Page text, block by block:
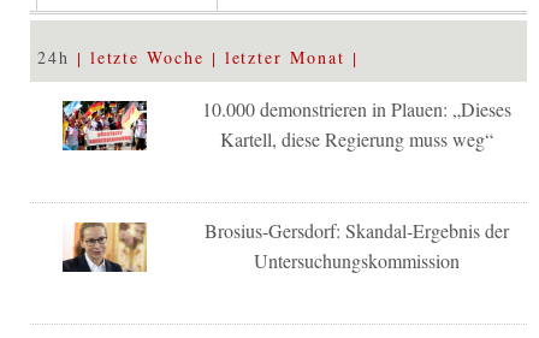
24h letzte Woche letzter Monat
10.000 demonstrieren in Plauen: „Dieses
Kartell, diese Regierung muss weg“
Brosius-Gersdorf: Skandal-Ergebnis der
Untersuchungskommission